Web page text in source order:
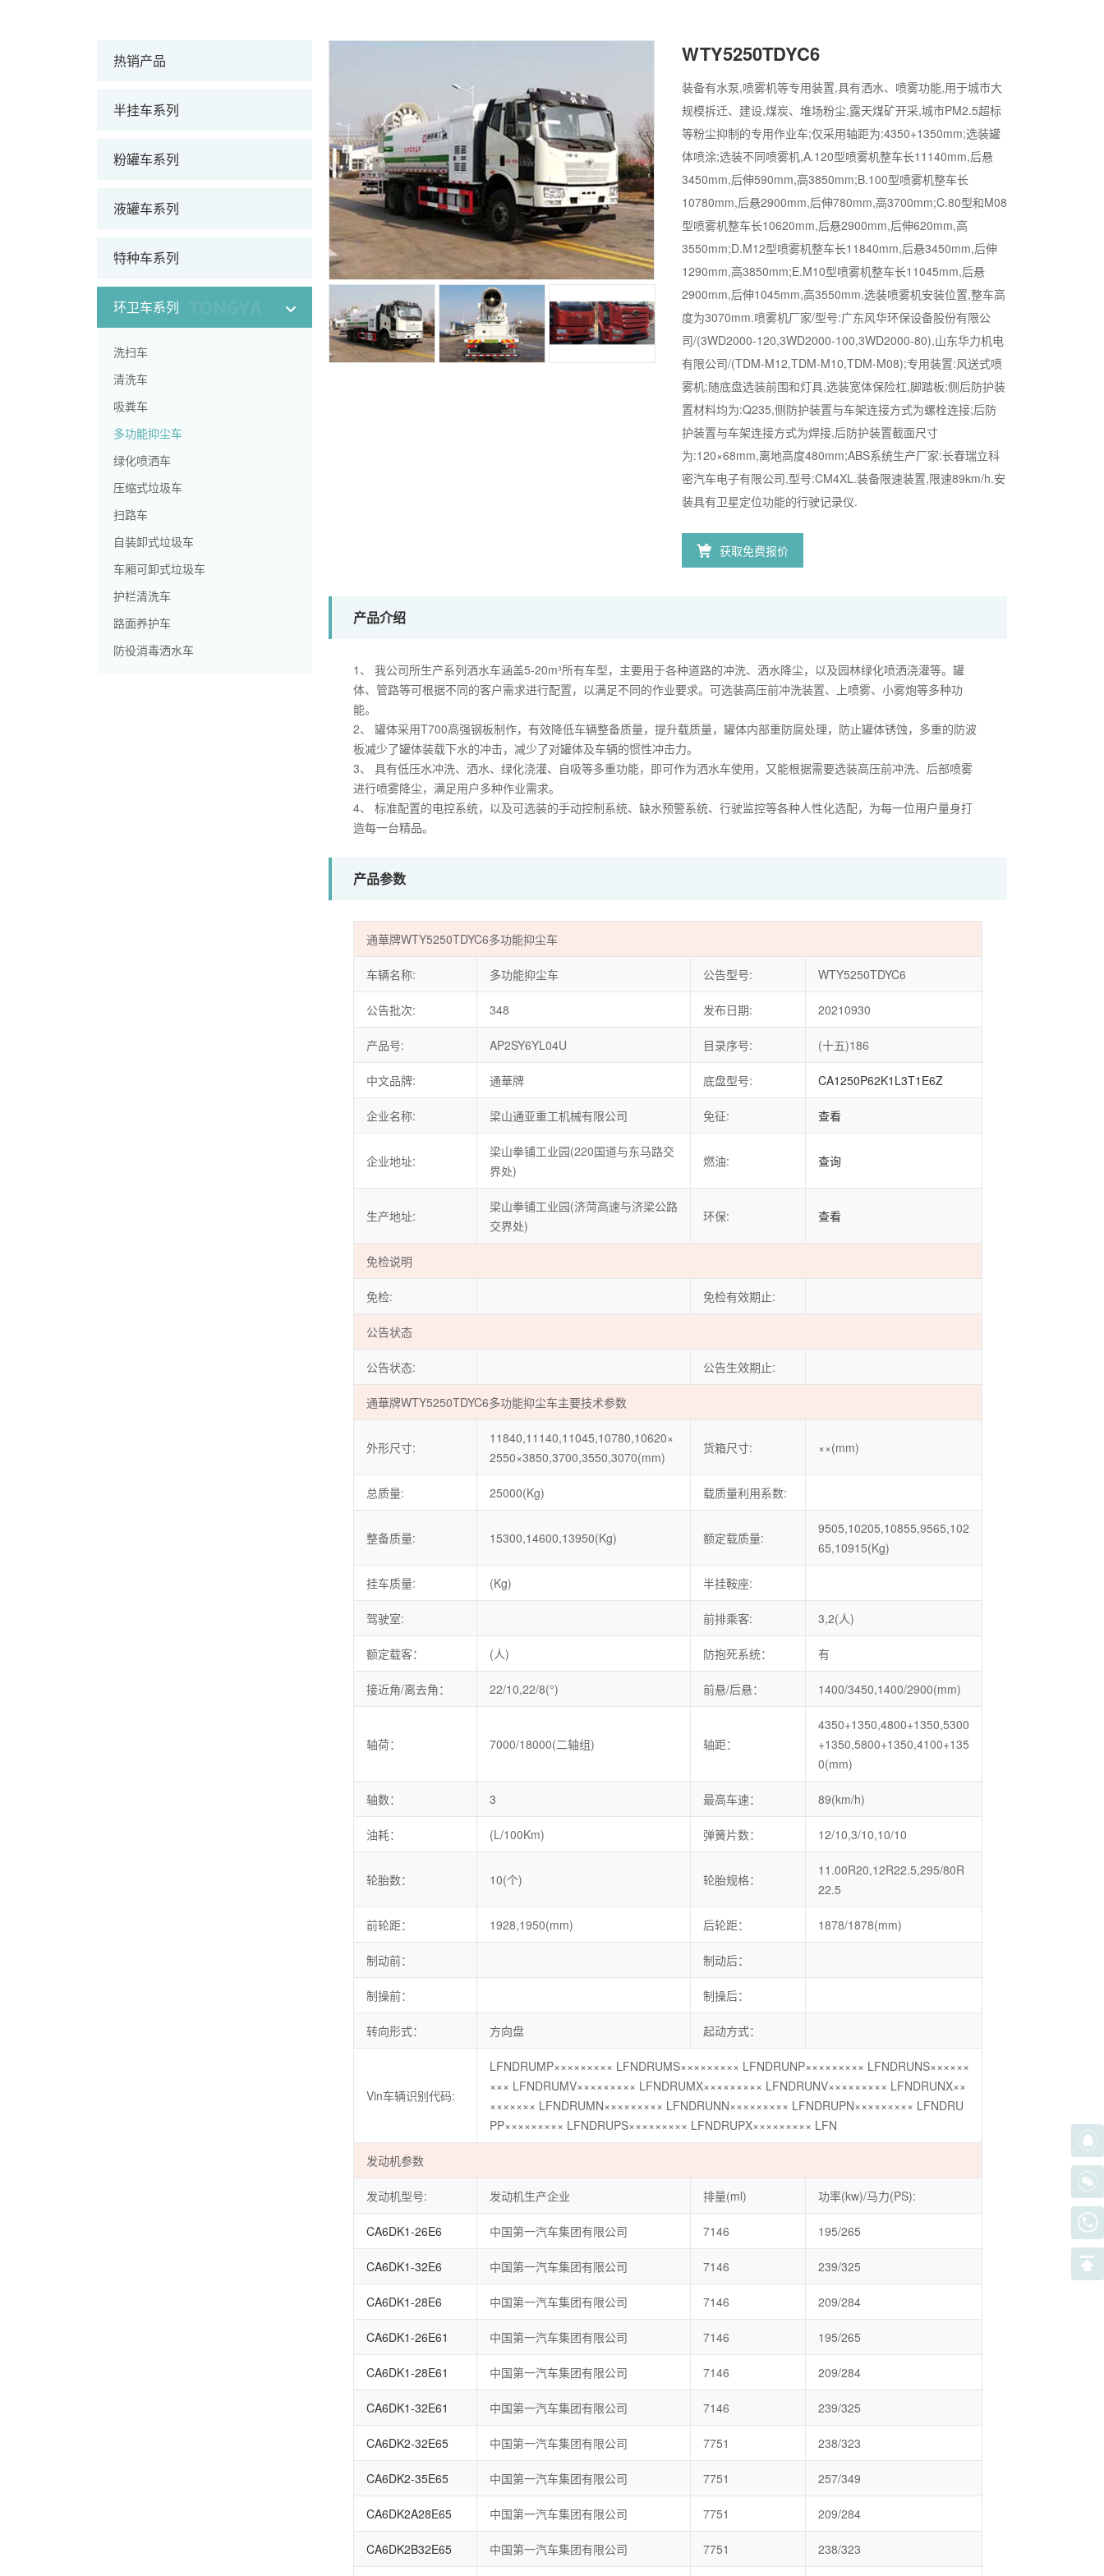
热销产品
半挂车系列
粉罐车系列
液罐车系列
特种车系列
环卫车系列
洗扫车
清洗车
吸粪车
多功能抑尘车
绿化喷洒车
压缩式垃圾车
扫路车
自装卸式垃圾车
车厢可卸式垃圾车
护栏清洗车
路面养护车
防役消毒洒水车
WTY5250TDYC6
装备有水泵,喷雾机等专用装置,具有洒水、喷雾功能,用于城市大
规模拆迁、建设,煤炭、堆场粉尘,露天煤矿开采,城市PM2.5超标
等粉尘抑制的专用作业车;仅采用轴距为:4350+1350mm;选装罐
体喷涂;选装不同喷雾机,A.120型喷雾机整车长11140mm,后悬
3450mm,后伸590mm,高3850mm;B.100型喷雾机整车长
10780mm,后悬2900mm,后伸780mm,高3700mm;C.80型和M08
型喷雾机整车长10620mm,后悬2900mm,后伸620mm,高
3550mm;D.M12型喷雾机整车长11840mm,后悬3450mm,后伸
1290mm,高3850mm;E.M10型喷雾机整车长11045mm,后悬
2900mm,后伸1045mm,高3550mm.选装喷雾机安装位置,整车高
度为3070mm.喷雾机厂家/型号:广东风华环保设备股份有限公
司/(3WD2000-120,3WD2000-100,3WD2000-80),山东华力机电
有限公司/(TDM-M12,TDM-M10,TDM-M08);专用装置:风送式喷
雾机;随底盘选装前围和灯具,选装宽体保险杠,脚踏板;侧后防护装
置材料均为:Q235,侧防护装置与车架连接方式为螺栓连接;后防
护装置与车架连接方式为焊接,后防护装置截面尺寸
为:120×68mm,离地高度480mm;ABS系统生产厂家:长春瑞立科
密汽车电子有限公司,型号:CM4XL.装备限速装置,限速89km/h.安
装具有卫星定位功能的行驶记录仪.
获取免费报价
产品介绍
1、 我公司所生产系列洒水车涵盖5-20m³所有车型，主要用于各种道路的冲洗、洒水降尘，以及园林绿化喷洒浇灌等。罐
体、管路等可根据不同的客户需求进行配置，以满足不同的作业要求。可选装高压前冲洗装置、上喷雾、小雾炮等多种功
能。
2、 罐体采用T700高强钢板制作，有效降低车辆整备质量，提升载质量，罐体内部重防腐处理，防止罐体锈蚀，多重的防波
板减少了罐体装载下水的冲击，减少了对罐体及车辆的惯性冲击力。
3、 具有低压水冲洗、洒水、绿化浇灌、自吸等多重功能，即可作为洒水车使用，又能根据需要选装高压前冲洗、后部喷雾
进行喷雾降尘，满足用户多种作业需求。
4、 标准配置的电控系统，以及可选装的手动控制系统、缺水预警系统、行驶监控等各种人性化选配，为每一位用户量身打
造每一台精品。
产品参数
通華牌WTY5250TDYC6多功能抑尘车
车辆名称: 多功能抑尘车 公告型号: WTY5250TDYC6
公告批次: 348 发布日期: 20210930
产品号: AP2SY6YL04U 目录序号: (十五)186
中文品牌: 通華牌 底盘型号: CA1250P62K1L3T1E6Z
企业名称: 梁山通亚重工机械有限公司 免征: 查看
企业地址:
梁山拳铺工业园(220国道与东马路交
界处)
燃油: 查询
生产地址:
梁山拳铺工业园(济菏高速与济梁公路
交界处)
环保: 查看
免检说明
免检: 免检有效期止:
公告状态
公告状态: 公告生效期止:
通華牌WTY5250TDYC6多功能抑尘车主要技术参数
外形尺寸:
11840,11140,11045,10780,10620×
2550×3850,3700,3550,3070(mm)
货箱尺寸: ××(mm)
总质量: 25000(Kg) 载质量利用系数:
整备质量: 15300,14600,13950(Kg) 额定载质量:
9505,10205,10855,9565,102
65,10915(Kg)
挂车质量: (Kg) 半挂鞍座:
驾驶室: 前排乘客: 3,2(人)
额定载客： (人) 防抱死系统： 有
接近角/离去角： 22/10,22/8(°) 前悬/后悬： 1400/3450,1400/2900(mm)
轴荷： 7000/18000(二轴组) 轴距：
4350+1350,4800+1350,5300
+1350,5800+1350,4100+135
0(mm)
轴数： 3 最高车速： 89(km/h)
油耗： (L/100Km) 弹簧片数： 12/10,3/10,10/10
轮胎数： 10(个) 轮胎规格：
11.00R20,12R22.5,295/80R
22.5
前轮距： 1928,1950(mm) 后轮距： 1878/1878(mm)
制动前： 制动后：
制操前： 制操后：
转向形式： 方向盘 起动方式：
Vin车辆识别代码:
LFNDRUMP××××××××× LFNDRUMS××××××××× LFNDRUNP××××××××× LFNDRUNS××××××
××× LFNDRUMV××××××××× LFNDRUMX××××××××× LFNDRUNV××××××××× LFNDRUNX××
××××××× LFNDRUMN××××××××× LFNDRUNN××××××××× LFNDRUPN××××××××× LFNDRU
PP××××××××× LFNDRUPS××××××××× LFNDRUPX××××××××× LFN
发动机参数
发动机型号: 发动机生产企业 排量(ml) 功率(kw)/马力(PS):
CA6DK1-26E6 中国第一汽车集团有限公司 7146 195/265
CA6DK1-32E6 中国第一汽车集团有限公司 7146 239/325
CA6DK1-28E6 中国第一汽车集团有限公司 7146 209/284
CA6DK1-26E61 中国第一汽车集团有限公司 7146 195/265
CA6DK1-28E61 中国第一汽车集团有限公司 7146 209/284
CA6DK1-32E61 中国第一汽车集团有限公司 7146 239/325
CA6DK2-32E65 中国第一汽车集团有限公司 7751 238/323
CA6DK2-35E65 中国第一汽车集团有限公司 7751 257/349
CA6DK2A28E65 中国第一汽车集团有限公司 7751 209/284
CA6DK2B32E65 中国第一汽车集团有限公司 7751 238/323